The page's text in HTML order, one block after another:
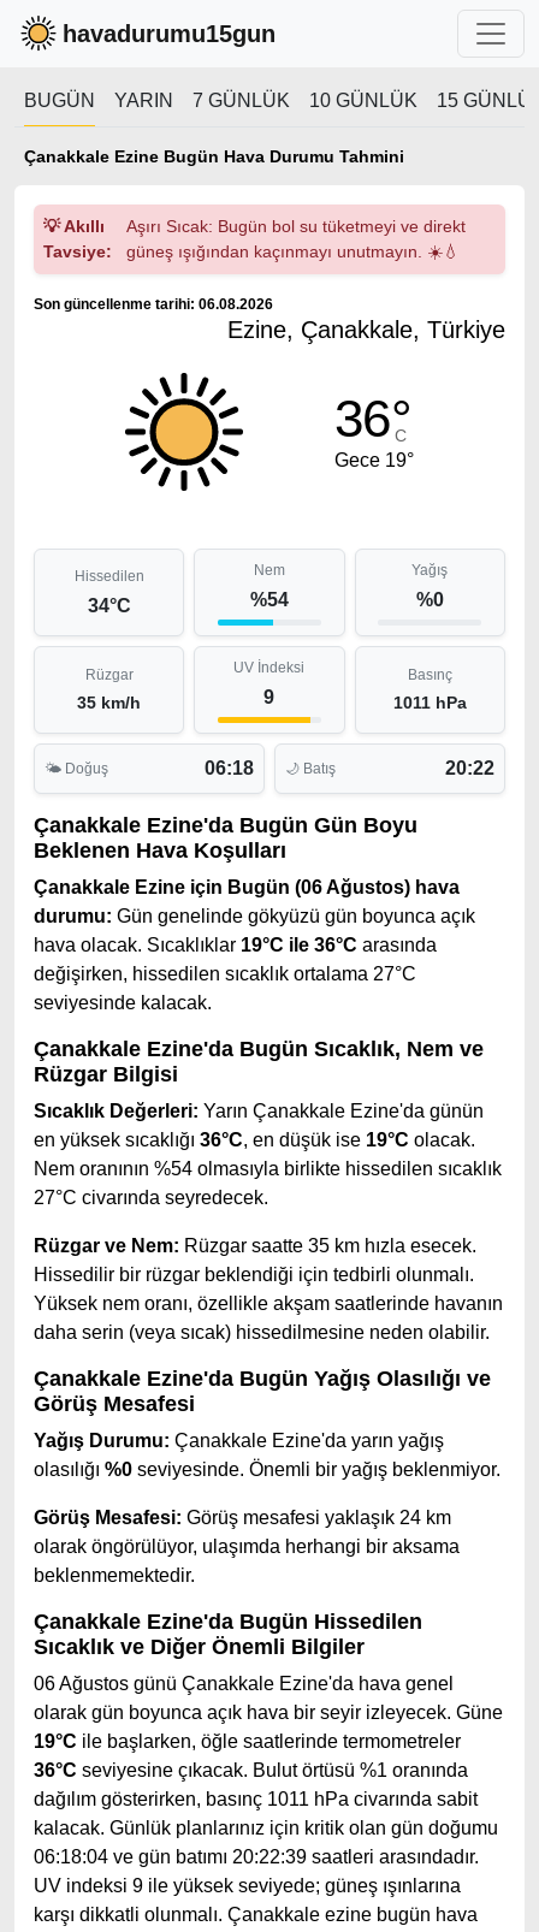
havadurumu15gun
BUGÜN YARIN 7 GÜNLÜK 10 GÜNLÜK 15
Çanakkale Ezine Bugün Hava Durumu Tahmini
💡 Akıllı
Tavsiye:
Aşırı Sıcak: Bugün bol su tüketmeyi ve direkt
güneş ışığından kaçınmayı unutmayın. ☀️💧
Son güncellenme tarihi: 06.08.2026
Ezine, Çanakkale, Türkiye
36°
C
Gece 19°
Hissedilen
34°C
Nem
%54
Yağış
%0
Rüzgar
35 km/h
UV İndeksi
9
Basınç
1011 hPa
🌤 Doğuş 06:18 🌙 Batış 20:22
Çanakkale Ezine'da Bugün Gün Boyu
Beklenen Hava Koşulları
Çanakkale Ezine için Bugün (06 Ağustos) hava
durumu: Gün genelinde gökyüzü gün boyunca açık
hava olacak. Sıcaklıklar 19°C ile 36°C arasında
değişirken, hissedilen sıcaklık ortalama 27°C
seviyesinde kalacak.
Çanakkale Ezine'da Bugün Sıcaklık, Nem ve
Rüzgar Bilgisi
Sıcaklık Değerleri: Yarın Çanakkale Ezine'da günün
en yüksek sıcaklığı 36°C, en düşük ise 19°C olacak.
Nem oranının %54 olmasıyla birlikte hissedilen sıcaklık
27°C civarında seyredecek.
Rüzgar ve Nem: Rüzgar saatte 35 km hızla esecek.
Hissedilir bir rüzgar beklendiği için tedbirli olunmalı.
Yüksek nem oranı, özellikle akşam saatlerinde havanın
daha serin (veya sıcak) hissedilmesine neden olabilir.
Çanakkale Ezine'da Bugün Yağış Olasılığı ve
Görüş Mesafesi
Yağış Durumu: Çanakkale Ezine'da yarın yağış
olasılığı %0 seviyesinde. Önemli bir yağış beklenmiyor.
Görüş Mesafesi: Görüş mesafesi yaklaşık 24 km
olarak öngörülüyor, ulaşımda herhangi bir aksama
beklenmemektedir.
Çanakkale Ezine'da Bugün Hissedilen
Sıcaklık ve Diğer Önemli Bilgiler
06 Ağustos günü Çanakkale Ezine'da hava genel
olarak gün boyunca açık hava bir seyir izleyecek. Güne
19°C ile başlarken, öğle saatlerinde termometreler
36°C seviyesine çıkacak. Bulut örtüsü %1 oranında
dağılım gösterirken, basınç 1011 hPa civarında sabit
kalacak. Günlük planlarınız için kritik olan gün doğumu
06:18:04 ve gün batımı 20:22:39 saatleri arasındadır.
UV indeksi 9 ile yüksek seviyede; güneş ışınlarına
karşı dikkatli olunmalı. Çanakkale ezine bugün hava